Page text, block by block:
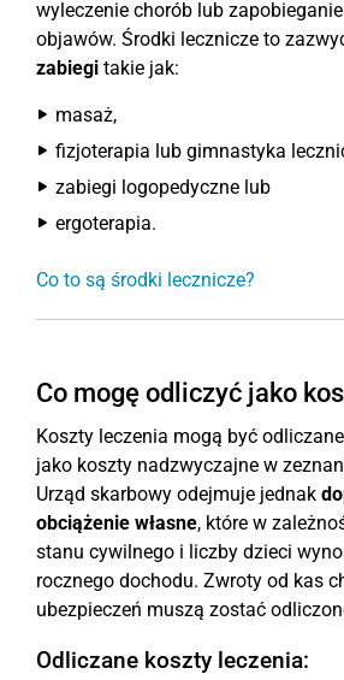
wyleczenie chorób lub
objawów. Środki lecznicze to
zabiegi takie jak:
masaż,
fizjoterapia lub gimnastyka
zabiegi logopedyczne lub
ergoterapia.
Co to są środki lecznicze?
Co mogę odliczyć jako
Koszty leczenia mogą być
jako koszty nadzwyczajne w
Urząd skarbowy odejmuje jednak
obciążenie własne, które w
stanu cywilnego i liczby dzieci
rocznego dochodu. Zwroty od kas
ubezpieczeń muszą zostać
Odliczane koszty leczenia: